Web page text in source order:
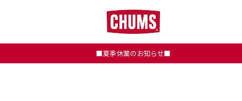
■夏季休業のお知らせ■